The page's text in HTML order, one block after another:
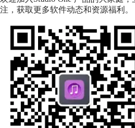
注，获取更多软件动态和资源福利。